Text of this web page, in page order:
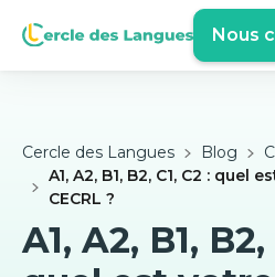
Nous
Cercle des Langues Blog
A1, A2, B1, B2, C1, C2 :
CECRL ?
A1, A2, B1, B2,